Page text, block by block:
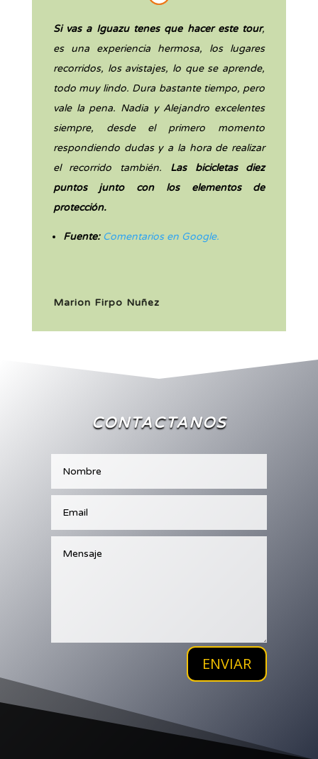
Si vas a Iguazu tenes que hacer este tour,
es una experiencia hermosa, los lugares
recorridos, los avistajes, lo que se aprende,
todo muy lindo. Dura bastante tiempo, pero
vale la pena. Nadia y Alejandro excelentes
siempre, desde el primero momento
respondiendo dudas y a la hora de realizar
el recorrido también. Las bicicletas diez
puntos junto con los elementos de
protección.
Fuente: Comentarios en Google.
Marion Firpo Nuñez
CONTACTANOS
ENVIAR